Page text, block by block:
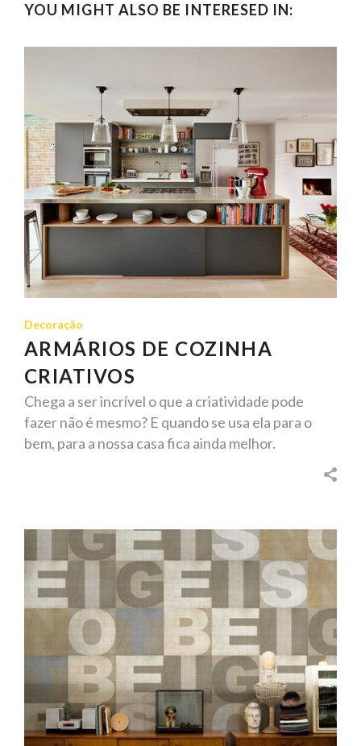
YOU MIGHT ALSO BE INTERESED IN:
Decoração
ARMÁRIOS DE COZINHA
CRIATIVOS
Chega a ser incrível o que a criatividade pode
fazer não é mesmo? E quando se usa ela para o
bem, para a nossa casa fica ainda melhor.